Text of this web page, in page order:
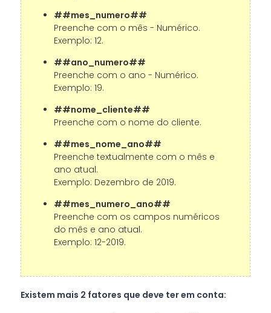
##mes_numero##
Preenche com o mês - Numérico.
Exemplo: 12.
##ano_numero##
Preenche com o ano - Numérico.
Exemplo: 19.
##nome_cliente##
Preenche com o nome do cliente.
##mes_nome_ano##
Preenche textualmente com o mês e
ano atual.
Exemplo: Dezembro de 2019.
##mes_numero_ano##
Preenche com os campos numéricos
do mês e ano atual.
Exemplo: 12-2019.
Existem mais 2 fatores que deve ter em conta: